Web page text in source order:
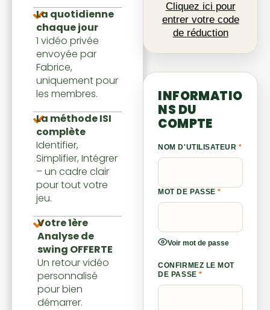
La quotidienne
chaque jour
1 vidéo privée
envoyée par
Fabrice,
uniquement pour
les membres.
La méthode ISI
complète
Identifier,
Simplifier, Intégrer
– un cadre clair
pour tout votre
jeu.
Votre 1ère
Analyse de
swing OFFERTE
Un retour vidéo
personnalisé
pour bien
démarrer.
Cliquez ici pour
entrer votre code
de réduction
INFORMATIO
NS DU
COMPTE
NOM D'UTILISATEUR *
MOT DE PASSE*
Voir mot de passe
CONFIRMEZ LE MOT
DE PASSE *